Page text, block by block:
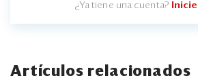
¿Ya tiene una cuenta?
Artículos relacionados